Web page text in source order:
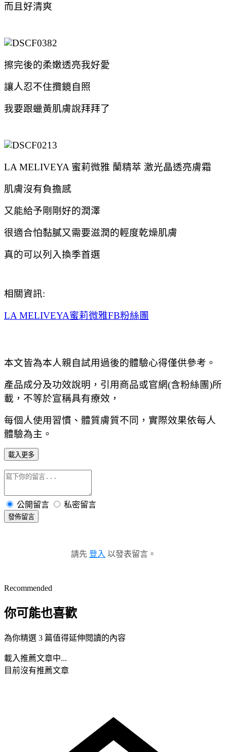
而且好清爽
擦完後的柔嫩透亮我好愛
讓人忍不住攬鏡自照
我要跟蠟黃肌膚說拜拜了
LA MELIVEYA 蜜莉微雅 蘭精萃 激光晶透亮膚霜
肌膚沒有負擔感
又能給予剛剛好的潤澤
很適合怕黏膩又需要滋潤的輕度乾燥肌膚
真的可以列入換季首選
相關資訊:
LA MELIVEYA蜜莉微雅FB粉絲團
本文皆為本人親自試用過後的體驗心得僅供參考。
產品成分及功效說明，引用商品或官網(含粉絲團)所
載，不等於宣稱具有療效，
每個人使用習慣、體質膚質不同，實際效果依每人
體驗為主。
載入更多
公開留言 私密留言
發佈留言
請先 登入 以發表留言。
Recommended
你可能也喜歡
為你精選 3 篇值得延伸閱讀的內容
載入推薦文章中...
目前沒有推薦文章